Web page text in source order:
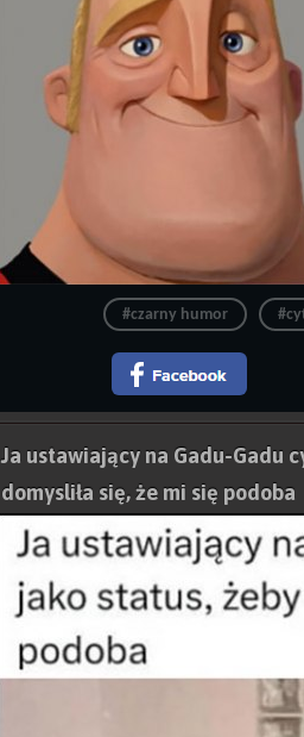
#czarny humor
Ja ustawiający na Gadu-Gadu
domysliła się, że mi się podoba